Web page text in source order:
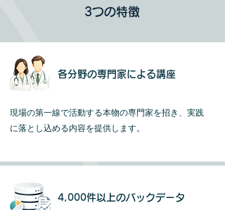
3つの特徴
各分野の専門家による講座
現場の第一線で活動する本物の専門家を招き、実践
に落とし込める内容を提供します。
4,000件以上のバックデータ